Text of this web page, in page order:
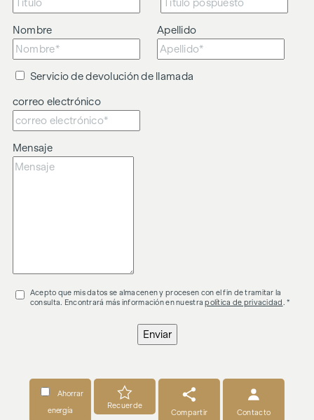
Nombre Apellido
Servicio de devolución de llamada
correo electrónico
Mensaje
Acepto que mis datos se almacenen y procesen con el fin de tramitar la
consulta. Encontrará más información en nuestrapolítica de privacidad . *
Enviar
Ahorrar
energía
Recuerde
Compartir
Contacto